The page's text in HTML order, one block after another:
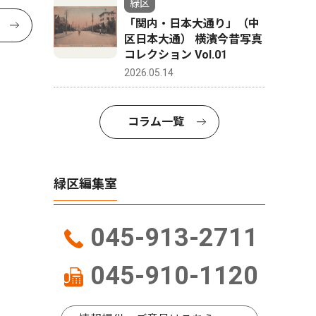
緑区
「関内・日本大通り」（中
区日本大通） 横濱今昔写真
コレクション Vol.01
2026.05.14
コラム一覧
緑区編集室
045-913-2711
045-910-1120